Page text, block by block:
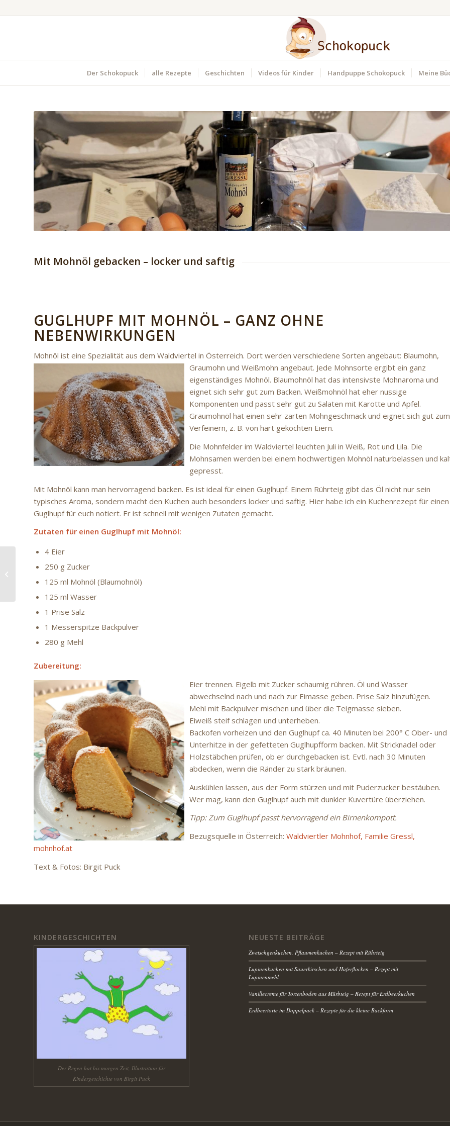
Der Schokopuck alle Rezepte Geschichten Videos für Kinder Handpuppe Schokopuck Meine
Mit Mohnöl gebacken – locker und saftig
GUGLHUPF MIT MOHNÖL – GANZ OHNE
NEBENWIRKUNGEN
Mohnöl ist eine Spezialität aus dem Waldviertel in Österreich. Dort werden verschiedene Sorten angebaut: Blaumohn,
Graumohn und Weißmohn angebaut. Jede Mohnsorte ergibt ein ganz
eigenständiges Mohnöl. Blaumohnöl hat das intensivste Mohnaroma und
eignet sich sehr gut zum Backen. Weißmohnöl hat eher nussige
Komponenten und passt sehr gut zu Salaten mit Karotte und Apfel.
Graumohnöl hat einen sehr zarten Mohngeschmack und eignet sich gut zum
Verfeinern, z. B. von hart gekochten Eiern.
Die Mohnfelder im Waldviertel leuchten Juli in Weiß, Rot und Lila. Die
Mohnsamen werden bei einem hochwertigen Mohnöl naturbelassen und
gepresst.
Mit Mohnöl kann man hervorragend backen. Es ist ideal für einen Guglhupf. Einem Rührteig gibt das Öl nicht nur sein
typisches Aroma, sondern macht den Kuchen auch besonders locker und saftig. Hier habe ich ein Kuchenrezept für einen
Guglhupf für euch notiert. Er ist schnell mit wenigen Zutaten gemacht.
Zutaten für einen Guglhupf mit Mohnöl:
4 Eier
250 g Zucker
125 ml Mohnöl (Blaumohnöl)
125 ml Wasser
1 Prise Salz
1 Messerspitze Backpulver
280 g Mehl
Zubereitung:
Eier trennen. Eigelb mit Zucker schaumig rühren. Öl und Wasser
abwechselnd nach und nach zur Eimasse geben. Prise Salz hinzufügen.
Mehl mit Backpulver mischen und über die Teigmasse sieben.
Eiweiß steif schlagen und unterheben.
Backofen vorheizen und den Guglhupf ca. 40 Minuten bei 200° C Ober- und
Unterhitze in der gefetteten Guglhupfform backen. Mit Stricknadel oder
Holzstäbchen prüfen, ob er durchgebacken ist. Evtl. nach 30 Minuten
abdecken, wenn die Ränder zu stark bräunen.
Auskühlen lassen, aus der Form stürzen und mit Puderzucker bestäuben.
Wer mag, kann den Guglhupf auch mit dunkler Kuvertüre überziehen.
Tipp: Zum Guglhupf passt hervorragend ein Birnenkompott.
Bezugsquelle in Österreich: Waldviertler Mohnhof, Familie Gressl,
mohnhof.at
Text & Fotos: Birgit Puck
KINDERGESCHICHTEN
Der Regen hat bis morgen Zeit, Illustration für
Kindergeschichte von Birgit Puck
NEUESTE BEITRÄGE
Zwetschgenkuchen, Pflaumenkuchen – Rezept mit Rührteig
Lupinenkuchen mit Sauerkirschen und Haferflocken – Rezept mit
Lupinenmehl
Vanillecreme für Tortenboden aus Mürbteig – Rezept für Erdbeerkuchen
Erdbeertorte im Doppelpack – Rezepte für die kleine Backform
Rhabarberkuchen mit
Streuseln – Rezept